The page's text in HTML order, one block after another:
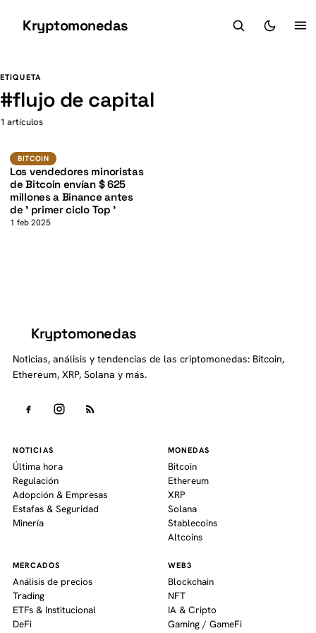
Kryptomonedas
ETIQUETA
#flujo de capital
1 artículos
BITCOIN BTC
K
BITCOIN
Los vendedores minoristas
de Bitcoin envían $ 625
millones a Binance antes
de ' primer ciclo Top '
1 feb 2025
Kryptomonedas
Noticias, análisis y tendencias de las criptomonedas: Bitcoin,
Ethereum, XRP, Solana y más.
NOTICIAS
Última hora
Regulación
Adopción & Empresas
Estafas & Seguridad
Minería
MONEDAS
Bitcoin
Ethereum
XRP
Solana
Stablecoins
Altcoins
MERCADOS
Análisis de precios
Trading
ETFs & Institucional
DeFi
WEB3
Blockchain
NFT
IA & Cripto
Gaming / GameFi